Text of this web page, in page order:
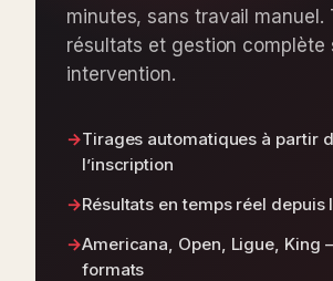
minutes, sans travail manuel.
résultats et gestion complète
intervention.
Tirages automatiques à partir
l’inscription
Résultats en temps réel depuis
Americana, Open, Ligue, King
formats